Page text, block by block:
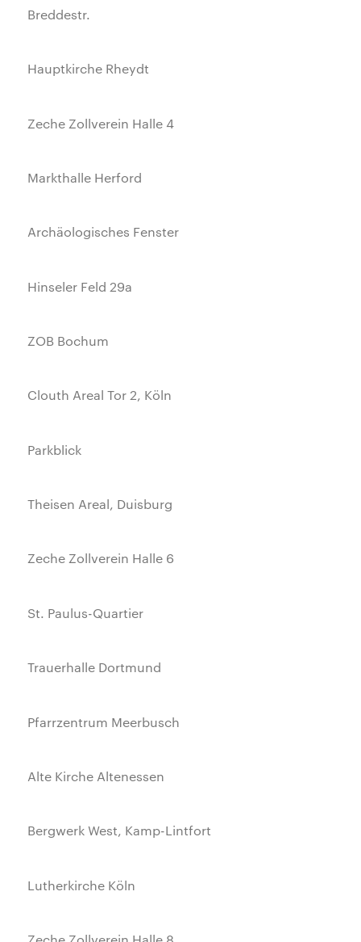
Breddestr.
Hauptkirche Rheydt
Zeche Zollverein Halle 4
Markthalle Herford
Archäologisches Fenster
Hinseler Feld 29a
ZOB Bochum
Clouth Areal Tor 2, Köln
Parkblick
Theisen Areal, Duisburg
Zeche Zollverein Halle 6
St. Paulus-Quartier
Trauerhalle Dortmund
Pfarrzentrum Meerbusch
Alte Kirche Altenessen
Bergwerk West, Kamp-Lintfort
Lutherkirche Köln